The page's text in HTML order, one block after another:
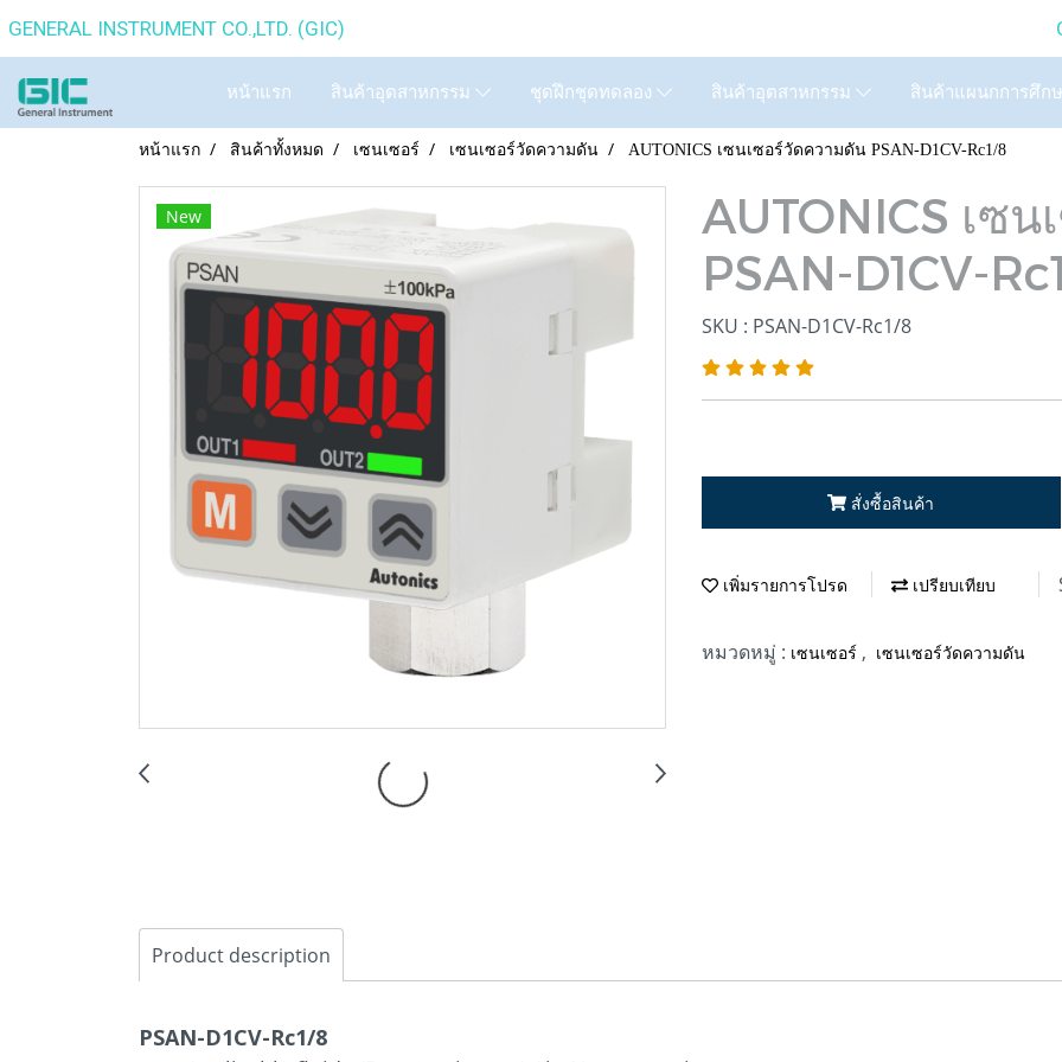
GENERAL INSTRUMENT CO.,LTD. (GIC) Call Us :
หน้าแรก สินค้าอุตสาหกรรม ชุดฝึกชุดทดลอง สินค้าอุตสาหกรรม สินค้าแผนกการศึก
หน้าแรก สินค้าทั้งหมด เซนเซอร์ เซนเซอร์วัดความดัน AUTONICS เซนเซอร์วัดความดัน PSAN-D1CV-Rc1/8
New
AUTONICS เซ
PSAN-D1CV-
SKU : PSAN-D1CV-Rc1/8
สั่งซื้อสินค้า
เพิ่มรายการโปรด เปรียบเทียบ
หมวดหมู่ : เซนเซอร์ , เซนเซอร์วัดความดัน
Product description
PSAN-D1CV-Rc1/8